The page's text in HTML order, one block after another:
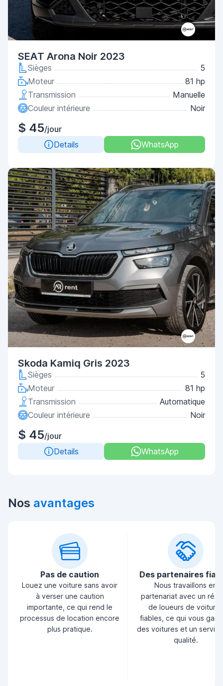
SEAT Arona Noir 2023
Sièges
5
Moteur
81 hp
Transmission
Manuelle
Couleur intérieure
Noir
$ 45/jour
Details
WhatsApp
Skoda Kamiq Gris 2023
Sièges
5
Moteur
81 hp
Transmission
Automatique
Couleur intérieure
Noir
$ 45/jour
Details
WhatsApp
Nos avantages
Pas de caution
Louez une voiture sans avoir
à verser une caution
importante, ce qui rend le
processus de location encore
plus pratique.
Des partenaires
Nous travaillons en
partenariat avec un
de loueurs de voitures
fiables, ce qui vous
des voitures et un
qualité.